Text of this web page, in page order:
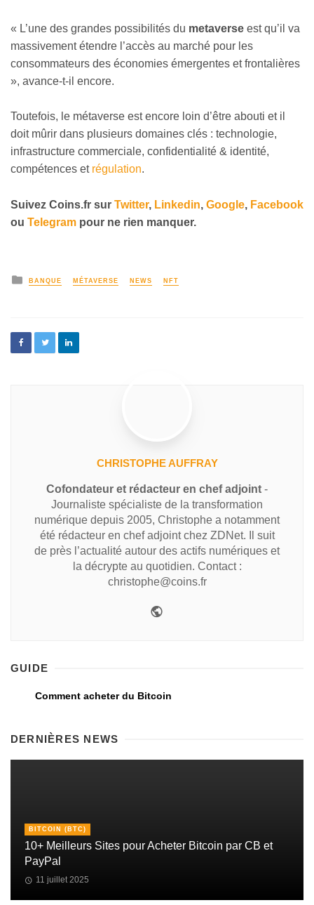
« L’une des grandes possibilités du metaverse est qu’il va
massivement étendre l’accès au marché pour les
consommateurs des économies émergentes et frontalières
», avance-t-il encore.
Toutefois, le métaverse est encore loin d’être abouti et il
doit mûrir dans plusieurs domaines clés : technologie,
infrastructure commerciale, confidentialité & identité,
compétences et régulation.
Suivez Coins.fr sur Twitter, Linkedin, Google, Facebook
ou Telegram pour ne rien manquer.
BANQUE MÉTAVERSE NEWS NFT
CHRISTOPHE AUFFRAY
Cofondateur et rédacteur en chef adjoint -
Journaliste spécialiste de la transformation
numérique depuis 2005, Christophe a notamment
été rédacteur en chef adjoint chez ZDNet. Il suit
de près l’actualité autour des actifs numériques et
la décrypte au quotidien. Contact :
christophe@coins.fr
GUIDE
Comment acheter du Bitcoin
DERNIÈRES NEWS
BITCOIN (BTC)
10+ Meilleurs Sites pour Acheter Bitcoin par CB et
PayPal
11 juillet 2025